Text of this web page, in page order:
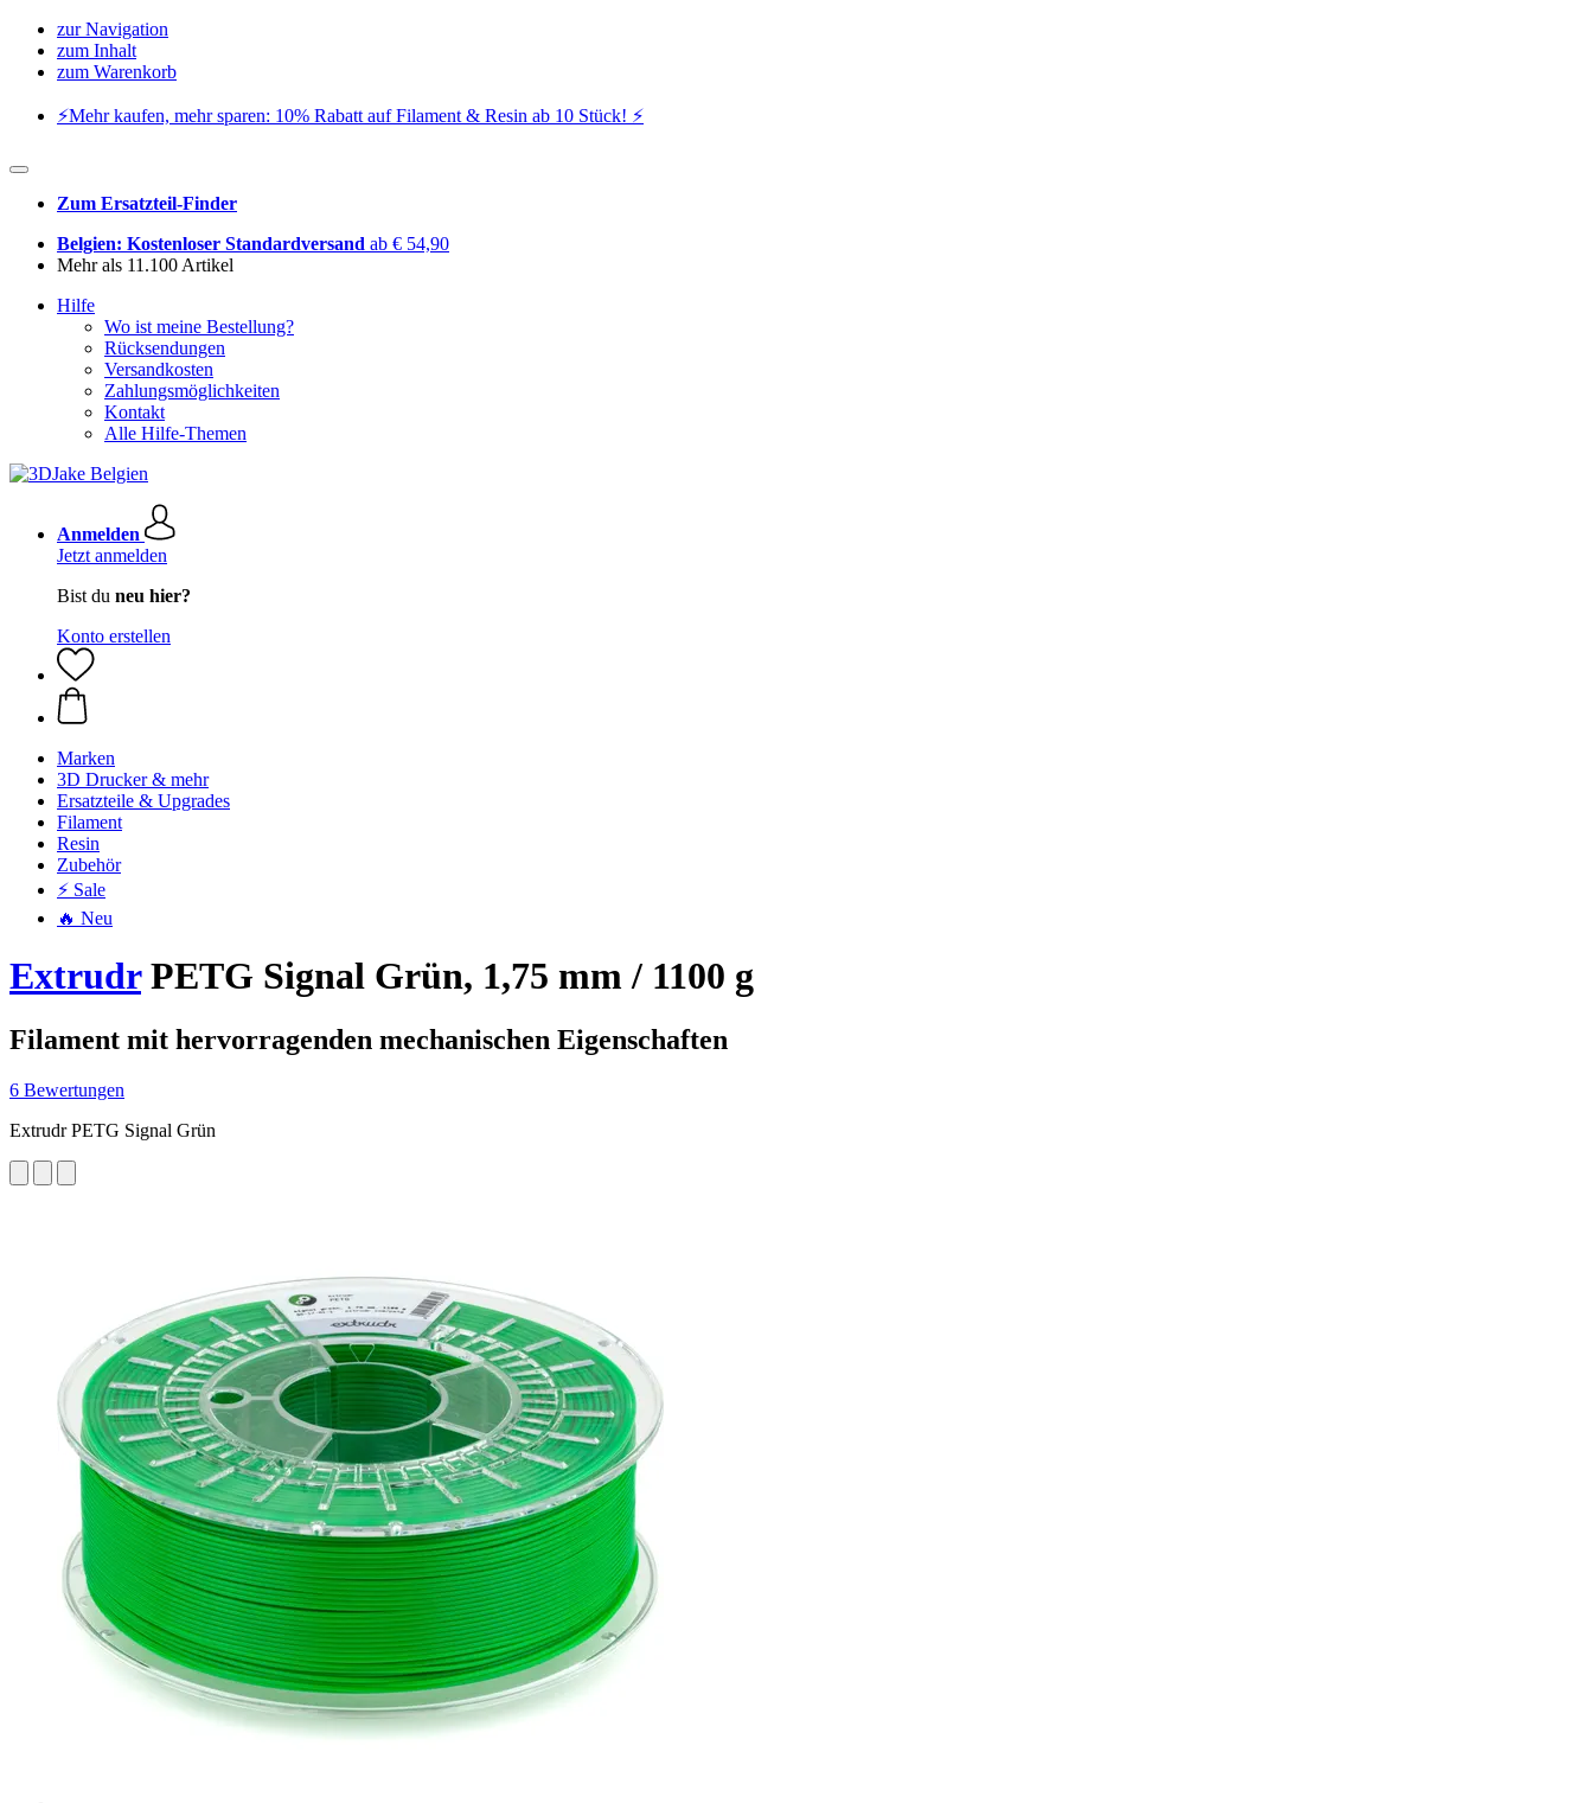
zur Navigation
zum Inhalt
zum Warenkorb
⚡️Mehr kaufen, mehr sparen: 10% Rabatt auf Filament & Resin ab 10 Stück! ⚡️
Zum Ersatzteil-Finder
Belgien: Kostenloser Standardversand ab € 54,90
Mehr als 11.100 Artikel
Hilfe
Wo ist meine Bestellung?
Rücksendungen
Versandkosten
Zahlungsmöglichkeiten
Kontakt
Alle Hilfe-Themen
Anmelden
Jetzt anmelden
Bist du neu hier?
Konto erstellen
Marken
3D Drucker & mehr
Ersatzteile & Upgrades
Filament
Resin
Zubehör
⚡ Sale
🔥 Neu
ExtrudrPETG Signal Grün, 1,75 mm / 1100 g
Filament mit hervorragenden mechanischen Eigenschaften
6 Bewertungen
Extrudr PETG Signal Grün